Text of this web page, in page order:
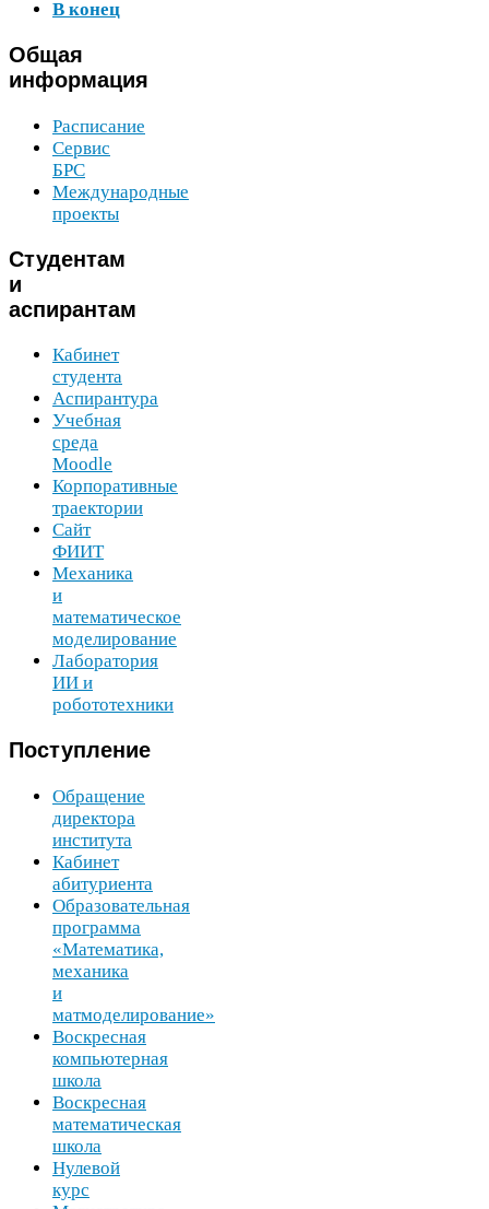
В конец
Общая
информация
Расписание
Сервис
БРС
Международные
проекты
Студентам
и
аспирантам
Кабинет
студента
Аспирантура
Учебная
среда
Moodle
Корпоративные
траектории
Сайт
ФИИТ
Механика
и
математическое
моделирование
Лаборатория
ИИ и
робототехники
Поступление
Обращение
директора
института
Кабинет
абитуриента
Образовательная
программа
«Математика,
механика
и
матмоделирование»
Воскресная
компьютерная
школа
Воскресная
математическая
школа
Нулевой
курс